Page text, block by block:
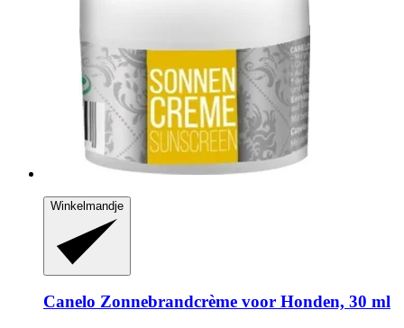
Winkelmandje
Canelo Zonnebrandcrème voor Honden, 30 ml